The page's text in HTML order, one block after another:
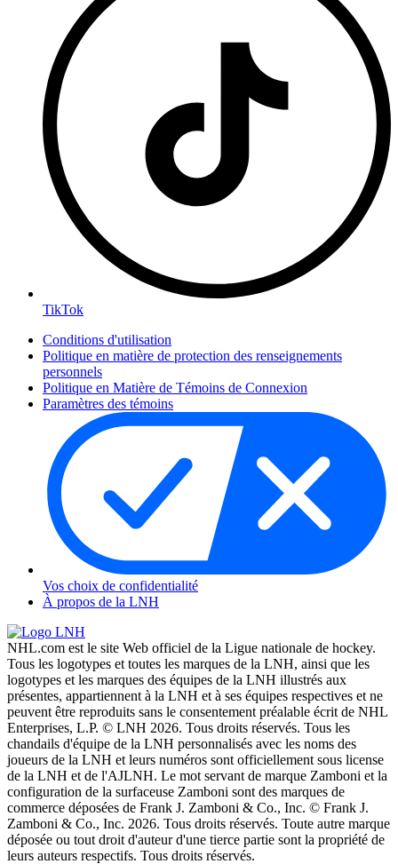
TikTok
Conditions d'utilisation
Politique en matière de protection des renseignements
personnels
Politique en Matière de Témoins de Connexion
Paramètres des témoins
Vos choix de confidentialité
À propos de la LNH
NHL.com est le site Web officiel de la Ligue nationale de hockey.
Tous les logotypes et toutes les marques de la LNH, ainsi que les
logotypes et les marques des équipes de la LNH illustrés aux
présentes, appartiennent à la LNH et à ses équipes respectives et ne
peuvent être reproduits sans le consentement préalable écrit de NHL
Enterprises, L.P. © LNH 2026. Tous droits réservés. Tous les
chandails d'équipe de la LNH personnalisés avec les noms des
joueurs de la LNH et leurs numéros sont officiellement sous license
de la LNH et de l'AJLNH. Le mot servant de marque Zamboni et la
configuration de la surfaceuse Zamboni sont des marques de
commerce déposées de Frank J. Zamboni & Co., Inc. © Frank J.
Zamboni & Co., Inc. 2026. Tous droits réservés. Toute autre marque
déposée ou tout droit d'auteur d'une tierce partie sont la propriété de
leurs auteurs respectifs. Tous droits réservés.